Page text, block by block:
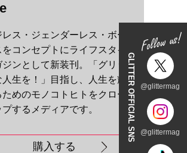
GLITTER OFFICIAL SNS @glittermag
@glittermag
ス・ジェンダーレス・ボー
をコンセプトにライフスタイ
ジンとして新装刊。「グリッ
人生を！」目指し、人生を輝
めのモノコトヒトをクロー
プするメディアです。
購入する